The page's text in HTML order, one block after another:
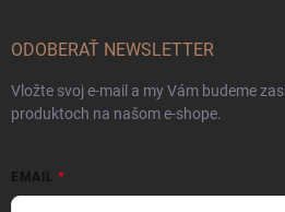
ODOBERAŤ NEWSLETTER
Vložte svoj e-mail a my Vám budeme
produktoch na našom e-shope.
EMAIL